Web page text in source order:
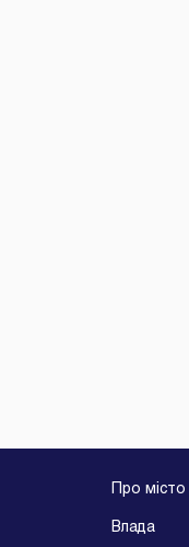
Про місто
Влада